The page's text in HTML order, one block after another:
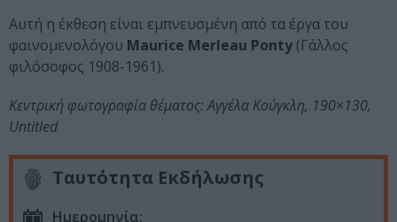
Αυτή η έκθεση είναι εμπνευσμένη από τα έργα του
φαινομενολόγου Maurice Merleau Ponty (Γάλλος
φιλόσοφος 1908-1961).
Κεντρική φωτογραφία θέματος: Αγγέλα Κούγκλη, 190×130,
Untitled
Ταυτότητα Εκδήλωσης
Ημερομηνία: